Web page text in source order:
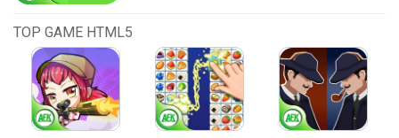
TOP GAME HTML5